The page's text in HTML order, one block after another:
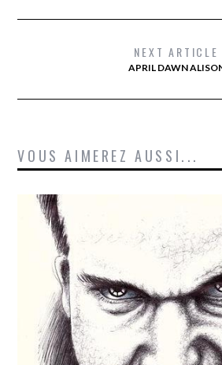
NEXT ARTICLE
APRIL DAWN
VOUS AIMEREZ AUSSI...